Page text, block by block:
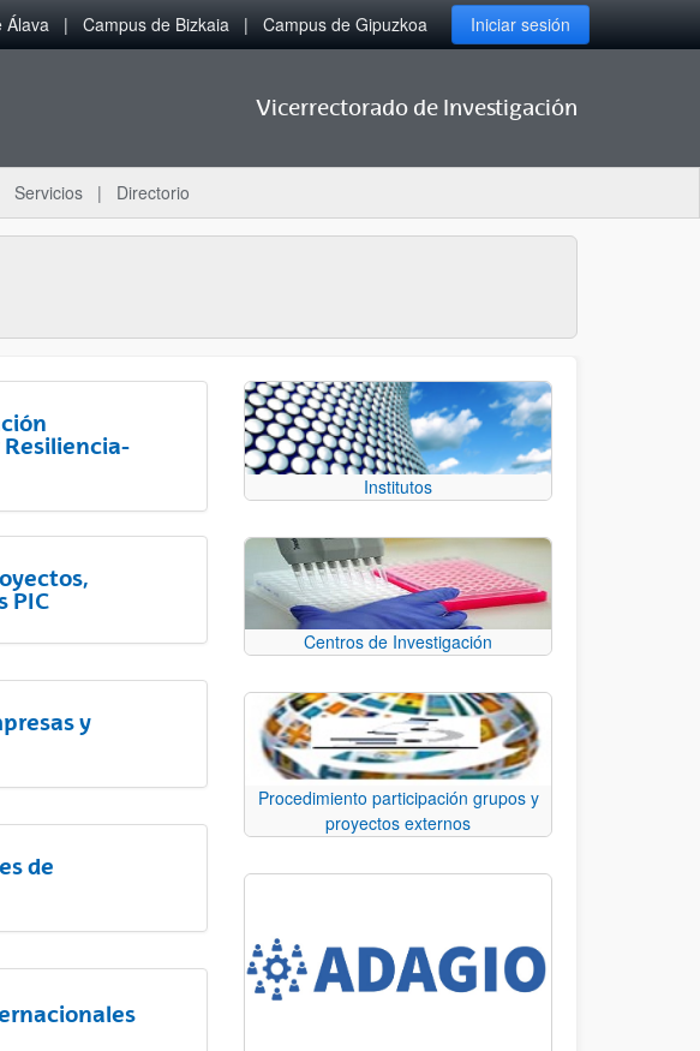
Álava Campus de Bizkaia Campus de Gipuzkoa Iniciar sesión
Vicerrectorado de Investigación
Servicios Directorio
PIC
y
de
Institutos
Centros de Investigación
Procedimiento participación grupos y
proyectos externos